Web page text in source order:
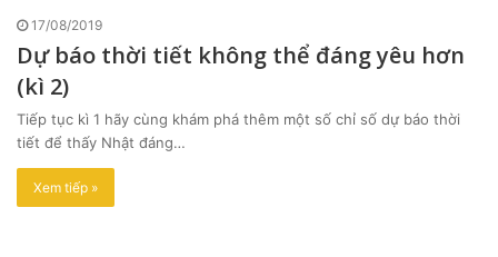
17/08/2019
Dự báo thời tiết không thể đáng yêu hơn
(kì 2)
Tiếp tục kì 1 hãy cùng khám phá thêm một số chỉ số dự báo thời
tiết để thấy Nhật đáng…
Xem tiếp »